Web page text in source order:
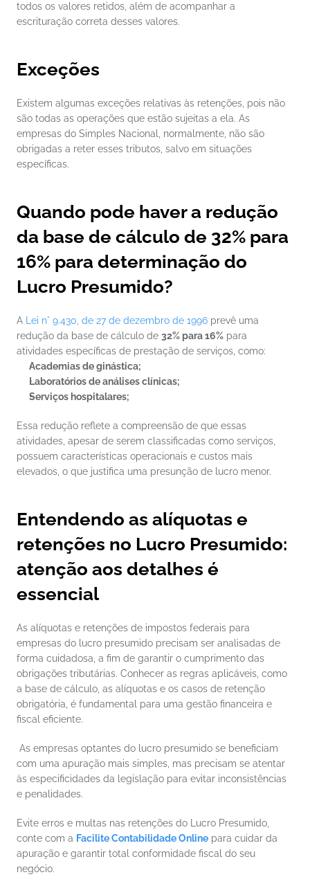
todos os valores retidos, além de acompanhar a
escrituração correta desses valores.
Exceções
Existem algumas exceções relativas às retenções, pois não
são todas as operações que estão sujeitas a ela. As
empresas do Simples Nacional, normalmente, não são
obrigadas a reter esses tributos, salvo em situações
específicas.
Quando pode haver a redução
da base de cálculo de 32% para
16% para determinação do
Lucro Presumido?
A Lei n° 9.430, de 27 de dezembro de 1996 prevê uma
redução da base de cálculo de 32% para 16% para
atividades específicas de prestação de serviços, como:
Academias de ginástica;
Laboratórios de análises clínicas;
Serviços hospitalares;
Essa redução reflete a compreensão de que essas
atividades, apesar de serem classificadas como serviços,
possuem características operacionais e custos mais
elevados, o que justifica uma presunção de lucro menor.
Entendendo as alíquotas e
retenções no Lucro Presumido:
atenção aos detalhes é
essencial
As alíquotas e retenções de impostos federais para
empresas do lucro presumido precisam ser analisadas de
forma cuidadosa, a fim de garantir o cumprimento das
obrigações tributárias. Conhecer as regras aplicáveis, como
a base de cálculo, as alíquotas e os casos de retenção
obrigatória, é fundamental para uma gestão financeira e
fiscal eficiente.
As empresas optantes do lucro presumido se beneficiam
com uma apuração mais simples, mas precisam se atentar
às especificidades da legislação para evitar inconsistências
e penalidades.
Evite erros e multas nas retenções do Lucro Presumido,
conte com a Facilite Contabilidade Online para cuidar da
apuração e garantir total conformidade fiscal do seu
negócio.